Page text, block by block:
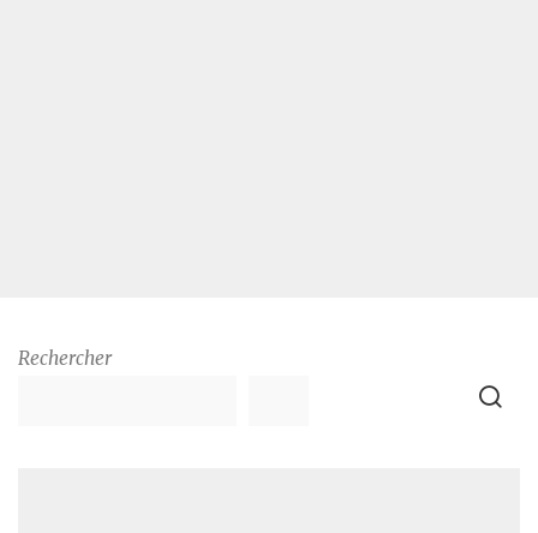
Rechercher